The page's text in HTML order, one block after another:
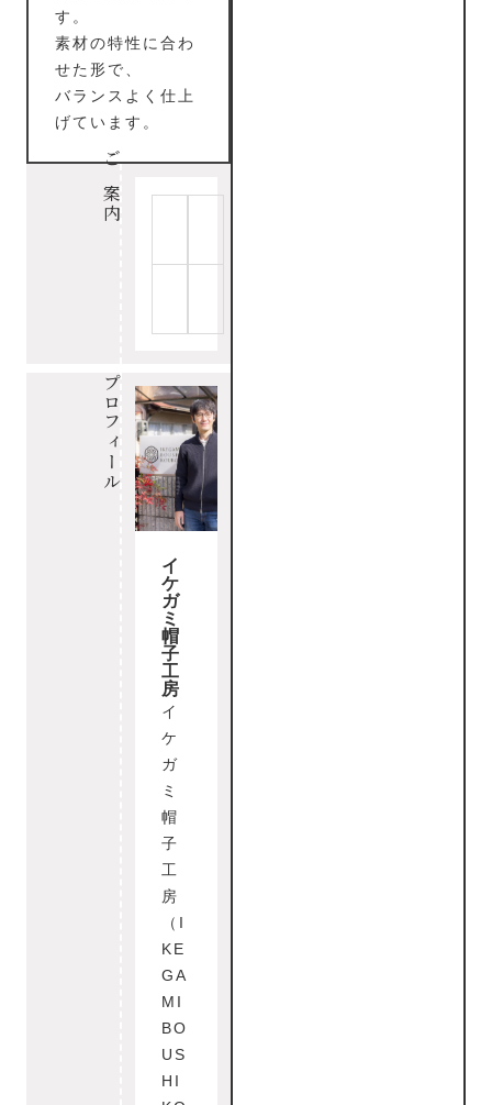
す。
素材の特性に合わ
せた形で、
バランスよく仕上
げています。
ご案内
プロフィール
イ
ケ
ガ
ミ
帽
子
工
房
イ
ケ
ガ
ミ
帽
子
工
房
（I
KE
GA
MI
BO
US
HI